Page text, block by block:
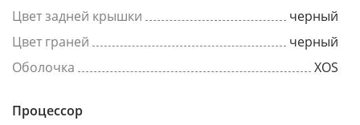
Цвет задней крышки
черный
Цвет граней
черный
Оболочка
XOS
Процессор